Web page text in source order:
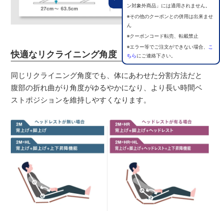
ン対象外商品」には適用されません。
※その他のクーポンとの併用は出来ませ
ん
※クーポンコード転売、転載禁止
※エラー等でご注文ができない場合、
こ
ちらにご連絡下さい。
快適なリクライニング角度
同じリクライニング角度でも、体にあわせた分割方法だと
腹部の折れ曲がり角度がゆるやかになり、より長い時間ベ
ストポジションを維持しやすくなります。